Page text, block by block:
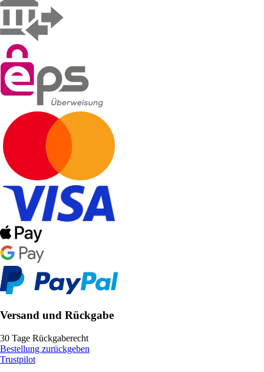
Versand und Rückgabe
30 Tage Rückgaberecht
Bestellung zurückgeben
Trustpilot